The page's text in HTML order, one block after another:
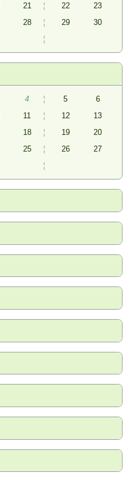
21 ¦ 22
23
28 ¦ 29
30
¦
4 ¦ 5
6
11 ¦ 12
13
18 ¦ 19
20
25 ¦ 26
27
¦